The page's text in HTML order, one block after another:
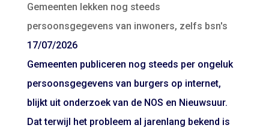
Gemeenten lekken nog steeds
persoonsgegevens van inwoners, zelfs bsn's
17/07/2026
Gemeenten publiceren nog steeds per ongeluk
persoonsgegevens van burgers op internet,
blijkt uit onderzoek van de NOS en Nieuwsuur.
Dat terwijl het probleem al jarenlang bekend is